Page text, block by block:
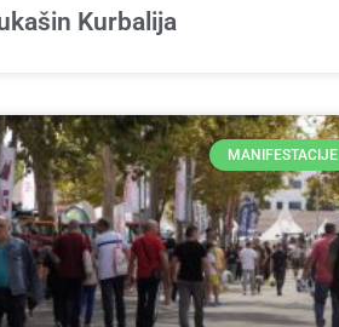
Kurbalija
MANIFESTACIJE